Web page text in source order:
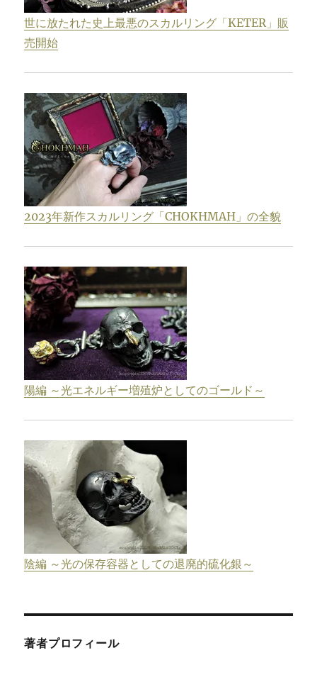
世に放たれた史上最悪のスカルリング「KETER」販
売開始
2023年新作スカルリング「CHOKHMAH」の全貌
陽編 ～光エネルギー増殖炉としてのゴールド～
陰編 ～光の保存容器としての退廃的硫化銀～
著者プロフィール